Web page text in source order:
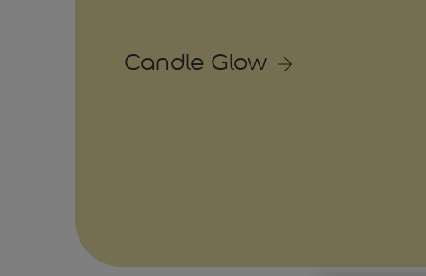
Candle Glow